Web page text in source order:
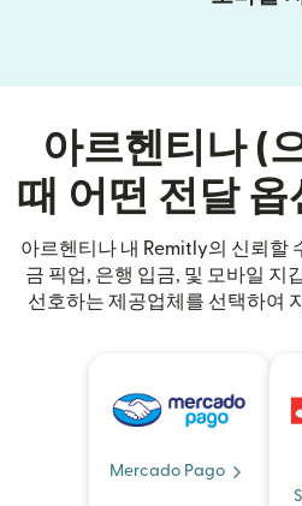
아르헨티나 (
때 어떤 전달 옵
아르헨티나 내 Remitly의 신뢰할
금 픽업, 은행 입금, 및 모바일 지
선호하는 제공업체를 선택하여
Mercado Pago